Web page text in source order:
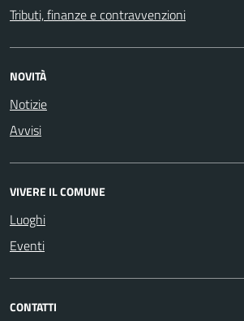
Tributi, finanze e contravvenzioni
NOVITÀ
Notizie
Avvisi
VIVERE IL COMUNE
Luoghi
Eventi
CONTATTI